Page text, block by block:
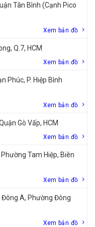
Tân Bình (Cạnh Pico
Xem bản đồ
Q.7, HCM
Xem bản đồ
Phúc, P. Hiệp Bình
Xem bản đồ
Gò Vấp, HCM
Xem bản đồ
Tam Hiệp, Biên
Xem bản đồ
Đông A, Phường Đông
Xem bản đồ